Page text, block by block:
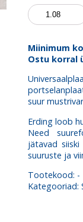
Erding
kogus
Miinimum
Ostu korral
suur
Erding loob
Need
jätavad
suuruste ja
Tootekood: -
Kategooriad: